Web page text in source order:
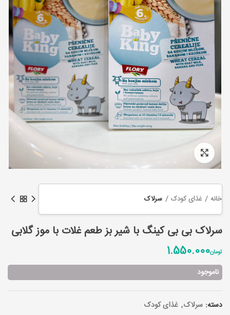
خانه غذای کودک سرلاک
سرلاک بی بی کینگ با شیر بز طعم غلات با موز گلابی
تومان1.550.000
ناموجود
دسته: سرلاک, غذای کودک